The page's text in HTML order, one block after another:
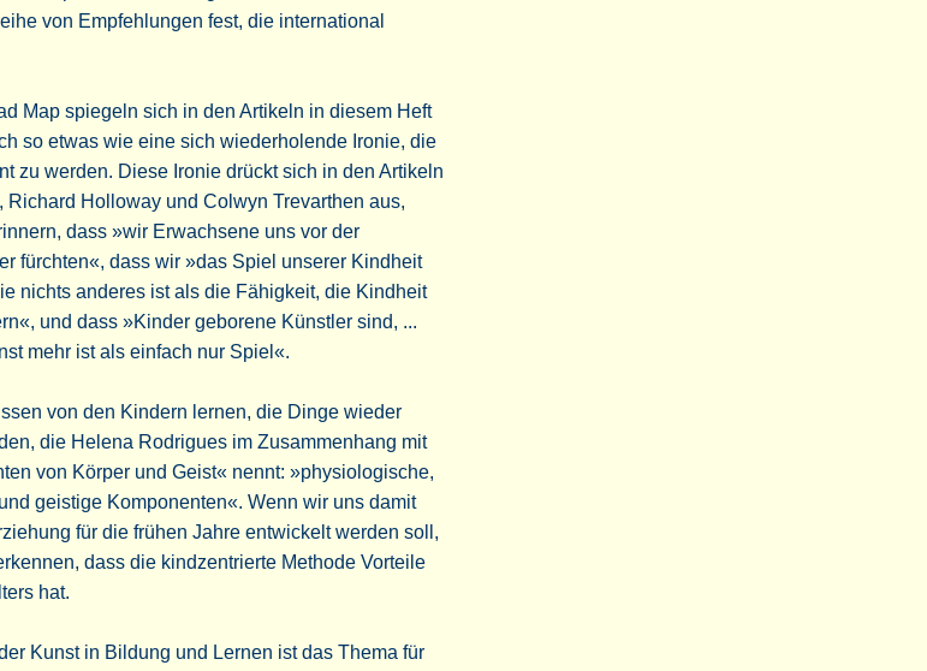
von Empfehlungen fest, die international
Map spiegeln sich in den Artikeln in diesem Heft
so etwas wie eine sich wiederholende Ironie, die
zu werden. Diese Ironie drückt sich in den Artikeln
Richard Holloway und Colwyn Trevarthen aus,
dass »wir Erwachsene uns vor der
fürchten«, dass wir »das Spiel unserer Kindheit
nichts anderes ist als die Fähigkeit, die Kindheit
und dass »Kinder geborene Künstler sind, ...
mehr ist als einfach nur Spiel«.
von den Kindern lernen, die Dinge wieder
die Helena Rodrigues im Zusammenhang mit
von Körper und Geist« nennt: »physiologische,
geistige Komponenten«. Wenn wir uns damit
für die frühen Jahre entwickelt werden soll,
dass die kindzentrierte Methode Vorteile
hat.
Kunst in Bildung und Lernen ist das Thema für